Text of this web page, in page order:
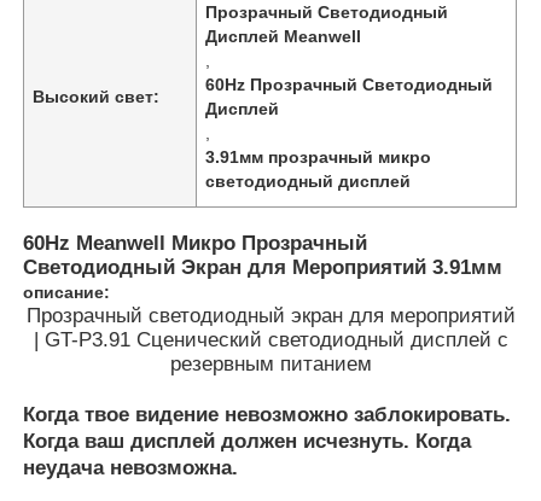
Домой
Продукты
Видео
Высокий свет:
Прозрачный Светодиодный
Дисплей Meanwell
60Hz Прозрачный Светодиодный
Дисплей
3.91мм прозрачный микро
светодиодный дисплей
60Hz Meanwell Микро Прозрачный
Светодиодный Экран для Мероприятий 3.91мм
описание:
Прозрачный светодиодный экран для мероприятий
| GT-P3.91 Сценический светодиодный дисплей с
резервным питанием
Когда твое видение невозможно заблокировать.
Когда ваш дисплей должен исчезнуть. Когда
неудача невозможна.